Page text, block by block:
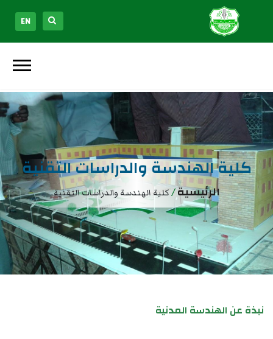
EN
كلية الهندسة والدراسات التقنية
الرئيسية/كلية الهندسة والدراسات التقنية
نبذة عن الهندسة المدنية